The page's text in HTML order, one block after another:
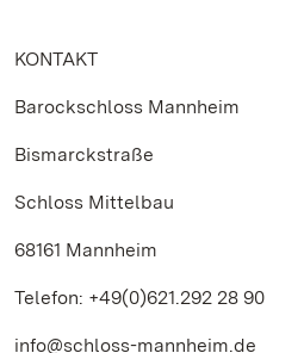
KONTAKT
Barockschloss Mannheim
Bismarckstraße
Schloss Mittelbau
68161 Mannheim
Telefon: +49(0)621.292 28 90
info@schloss-mannheim.de